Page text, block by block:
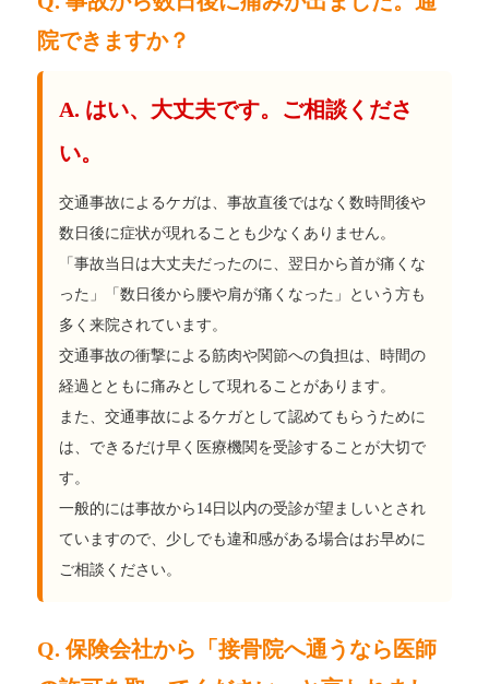
院できますか？
A. はい、大丈夫です。ご相談くださ
い。
交通事故によるケガは、事故直後ではなく数時間後や
数日後に症状が現れることも少なくありません。
「事故当日は大丈夫だったのに、翌日から首が痛くな
った」「数日後から腰や肩が痛くなった」という方も
多く来院されています。
交通事故の衝撃による筋肉や関節への負担は、時間の
経過とともに痛みとして現れることがあります。
また、交通事故によるケガとして認めてもらうために
は、できるだけ早く医療機関を受診することが大切で
す。
一般的には事故から14日以内の受診が望ましいとされ
ていますので、少しでも違和感がある場合はお早めに
ご相談ください。
Q. 保険会社から「接骨院へ通うなら医師